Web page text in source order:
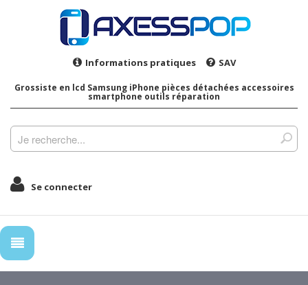
Informations pratiques SAV
Grossiste en lcd Samsung iPhone pièces détachées accessoires
smartphone outils réparation
Se connecter